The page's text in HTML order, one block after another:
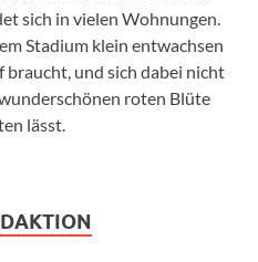
sich in vielen Wohnungen.
Stadium klein entwachsen
braucht, und sich dabei nicht
roten Blüte
lässt.